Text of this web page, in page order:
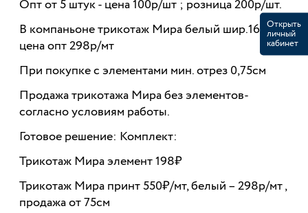
Опт от 5 штук - цена 100р/шт ; розница 200р/шт.
В компаньоне трикотаж Мира белый шир.160см,
цена опт 298р/мт
При покупке с элементами мин. отрез 0,75см
Продажа трикотажа Мира без элементов-
согласно условиям работы.
Готовое решение: Комплект:
Трикотаж Мира элемент 198₽
Трикотаж Мира принт 550₽/мт, белый – 298р/мт ,
продажа от 75см
Открыть
личный
кабинет